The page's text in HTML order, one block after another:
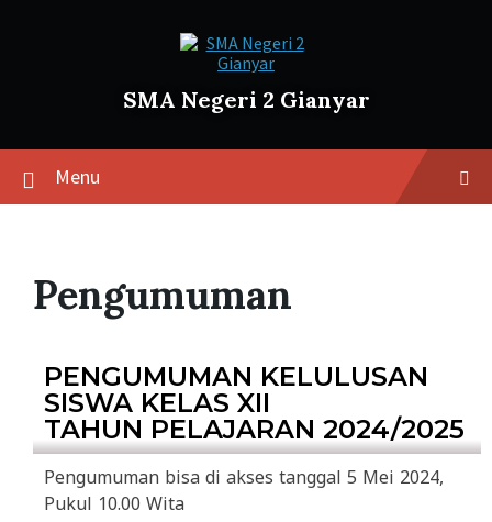
SMA Negeri 2 Gianyar
Menu
Pengumuman
PENGUMUMAN KELULUSAN
SISWA KELAS XII
TAHUN PELAJARAN 2024/2025
Pengumuman bisa di akses tanggal 5 Mei 2024,
Pukul 10.00 Wita